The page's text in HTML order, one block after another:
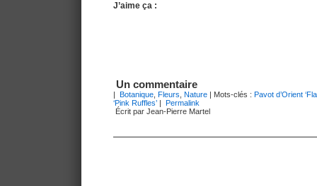
J’aime ça :
Un commentaire
| Botanique Fleurs Nature | Mots-clés : Pavot d’Orient
‘Pink Ruffles’ | Permalink
Écrit par Jean-Pierre Martel